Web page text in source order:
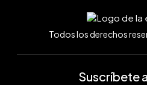
Todos los derechos
Suscríbete